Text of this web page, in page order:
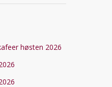
høsten 2026